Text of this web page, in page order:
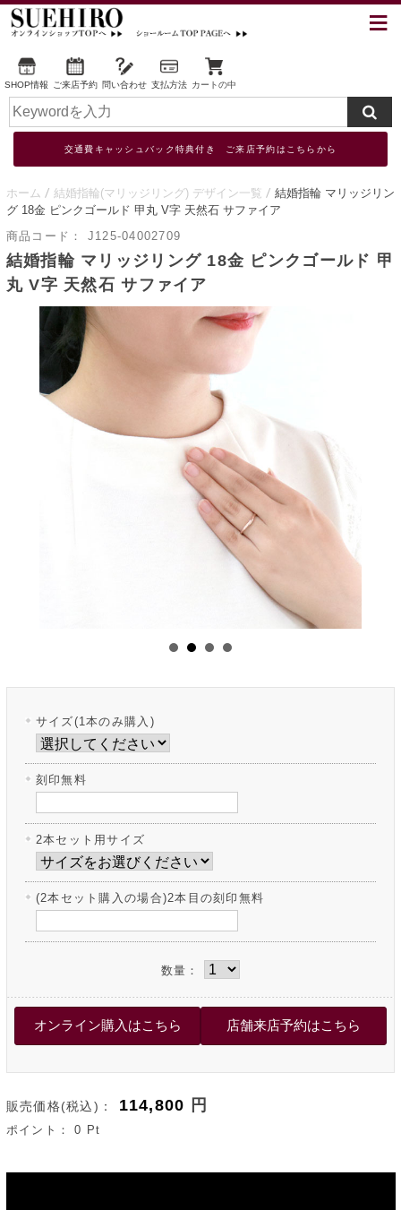
SHOP情報 ご来店予約 問い合わせ 支払方法 カートの中
交通費キャッシュバック特典付き ご来店予約はこちらから
ホーム 結婚指輪(マリッジリング) デザイン一覧
結婚指輪 マリッジリン
グ 18金 ピンクゴールド 甲丸 V字 天然石 サファイア
商品コード：
J125-04002709
結婚指輪 マリッジリング 18金 ピンクゴールド 甲
丸 V字 天然石 サファイア
サイズ(1本のみ購入)
刻印無料
2本セット用サイズ
(2本セット購入の場合)2本目の刻印無料
数量：
販売価格(税込)： 114,800 円
ポイント：0 Pt